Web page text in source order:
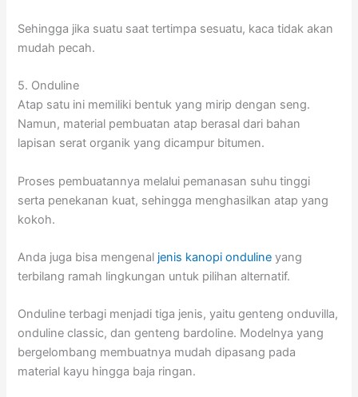
Sehingga jika suatu saat tertimpa sesuatu, kaca tidak akan
mudah pecah.
5. Onduline
Atap satu ini memiliki bentuk yang mirip dengan seng.
Namun, material pembuatan atap berasal dari bahan
lapisan serat organik yang dicampur bitumen.
Proses pembuatannya melalui pemanasan suhu tinggi
serta penekanan kuat, sehingga menghasilkan atap yang
kokoh.
Anda juga bisa mengenal jenis kanopi onduline yang
terbilang ramah lingkungan untuk pilihan alternatif.
Onduline terbagi menjadi tiga jenis, yaitu genteng onduvilla,
onduline classic, dan genteng bardoline. Modelnya yang
bergelombang membuatnya mudah dipasang pada
material kayu hingga baja ringan.